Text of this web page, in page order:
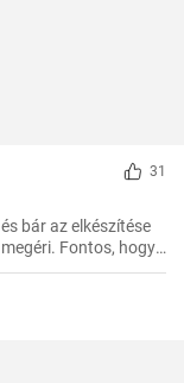
31
bár az elkészítése
Fontos, hogy
után